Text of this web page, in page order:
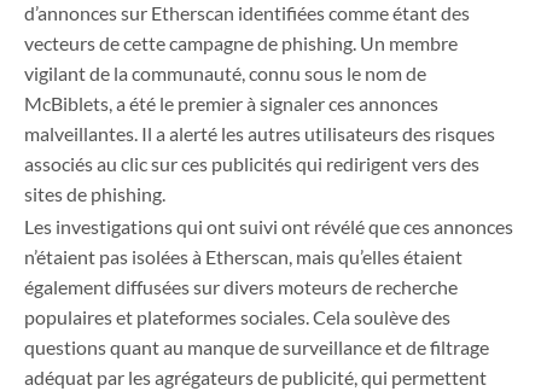
d’annonces sur Etherscan identifiées comme étant des
vecteurs de cette campagne de phishing. Un membre
vigilant de la communauté, connu sous le nom de
McBiblets, a été le premier à signaler ces annonces
malveillantes. Il a alerté les autres utilisateurs des risques
associés au clic sur ces publicités qui redirigent vers des
sites de phishing.
Les investigations qui ont suivi ont révélé que ces annonces
n’étaient pas isolées à Etherscan, mais qu’elles étaient
également diffusées sur divers moteurs de recherche
populaires et plateformes sociales. Cela soulève des
questions quant au manque de surveillance et de filtrage
adéquat par les agrégateurs de publicité, qui permettent